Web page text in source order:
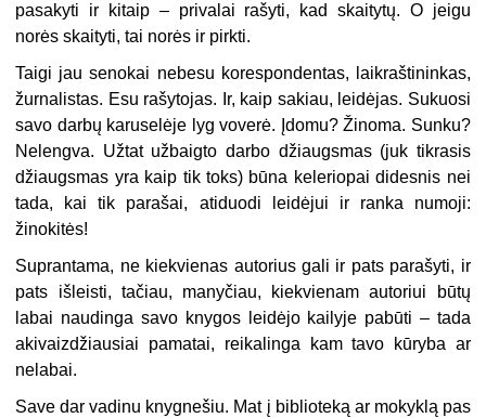
pasakyti ir kitaip – privalai rašyti, kad skaitytų. O jeigu
norės skaityti, tai norės ir pirkti.
Taigi jau senokai nebesu korespondentas, laikraštininkas,
žurnalistas. Esu rašytojas. Ir, kaip sakiau, leidėjas. Sukuosi
savo darbų karuselėje lyg voverė. Įdomu? Žinoma. Sunku?
Nelengva. Užtat užbaigto darbo džiaugsmas (juk tikrasis
džiaugsmas yra kaip tik toks) būna keleriopai didesnis nei
tada, kai tik parašai, atiduodi leidėjui ir ranka numoji:
žinokitės!
Suprantama, ne kiekvienas autorius gali ir pats parašyti, ir
pats išleisti, tačiau, manyčiau, kiekvienam autoriui būtų
labai naudinga savo knygos leidėjo kailyje pabūti – tada
akivaizdžiausiai pamatai, reikalinga kam tavo kūryba ar
nelabai.
Save dar vadinu knygnešiu. Mat į biblioteką ar mokyklą pas